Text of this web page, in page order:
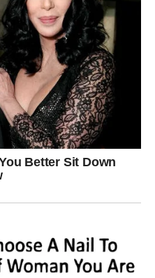
i nježan dan.
mira, ljubavi i
spokoj
i sreće.
maja donosi mnogim
romantiku i pozitivne
Rakovi, Lavovi i Vodolije